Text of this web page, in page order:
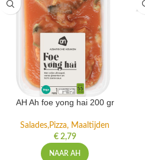
AH Ah foe yong hai 200 gr
Salades,Pizza, Maaltijden
€2,79
NAAR AH